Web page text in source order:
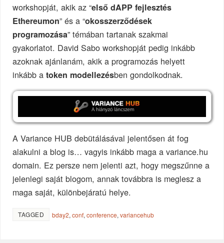
workshopját, akik az “első dAPP fejlesztés
Ethereumon” és a “okosszerződések
programozása” témában tartanak szakmai
gyakorlatot. David Sabo workshopját pedig inkább
azoknak ajánlanám, akik a programozás helyett
inkább a token modellezésben gondolkodnak.
A Variance HUB debütálásával jelentősen át fog
alakulni a blog is… vagyis inkább maga a variance.hu
domain. Ez persze nem jelenti azt, hogy megszűnne a
jelenlegi saját blogom, annak továbbra is meglesz a
maga saját, különbejáratú helye.
TAGGED bday2,conf,conference,variancehub